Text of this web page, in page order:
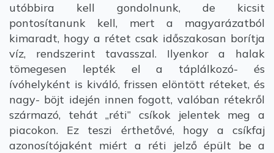
utóbbira kell gondolnunk, de kicsit
pontosítanunk kell, mert a magyarázatból
kimaradt, hogy a rétet csak időszakosan borítja
víz, rendszerint tavasszal. Ilyenkor a halak
tömegesen lepték el a táplálkozó- és
ívóhelyként is kiváló, frissen elöntött réteket, és
nagy- böjt idején innen fogott, valóban rétekről
származó, tehát „réti” csíkok jelentek meg a
piacokon. Ez teszi érthetővé, hogy a csíkfaj
azonosítójaként miért a réti jelző épült be a